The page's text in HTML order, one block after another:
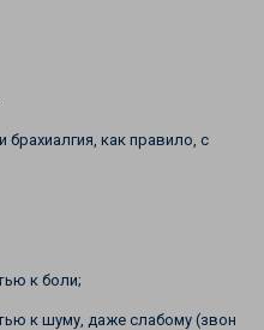
как правило, с
к боли;
к шуму, даже слабому (звон